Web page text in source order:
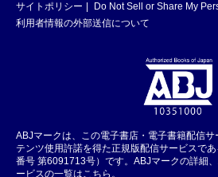
サイトポリシー
Do Not Sell or Share My
利用者情報の外部送信について
ABJマークは、この電子書店・電子書籍配信
テンツ使用許諾を得た正規版配信サービスで
番号 第6091713号）です。ABJマークの詳細
ービスの一覧はこちら。